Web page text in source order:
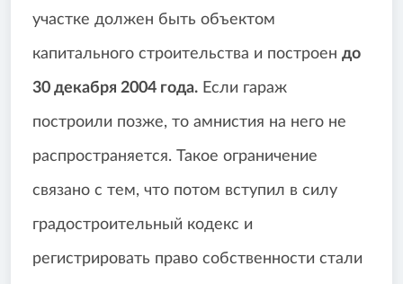
участке должен быть объектом
капитального строительства и построен до
30 декабря 2004 года. Если гараж
построили позже, то амнистия на него не
распространяется. Такое ограничение
связано с тем, что потом вступил в силу
градостроительный кодекс и
регистрировать право собственности стали